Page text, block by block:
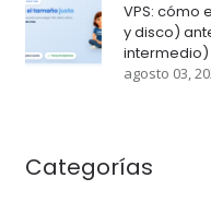
VPS: cómo
y disco)
intermedio)
agosto 03,
Categorías